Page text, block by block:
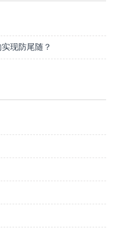
现防尾随？